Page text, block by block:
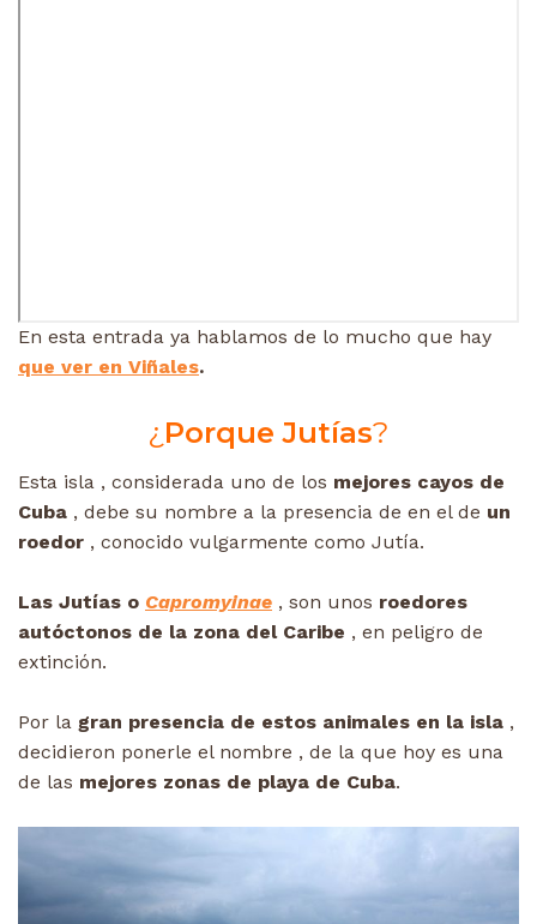
En esta entrada ya hablamos de lo mucho que hay
que ver en Viñales.
¿ Porque Jutías?
Esta isla , considerada uno de los mejores cayos de
Cuba , debe su nombre a la presencia de en el de un
roedor , conocido vulgarmente como Jutía.
Las Jutías o Capromyinae , son unos roedores
autóctonos de la zona del Caribe , en peligro de
extinción.
Por la gran presencia de estos animales en la isla ,
decidieron ponerle el nombre , de la que hoy es una
de las mejores zonas de playa de Cuba.